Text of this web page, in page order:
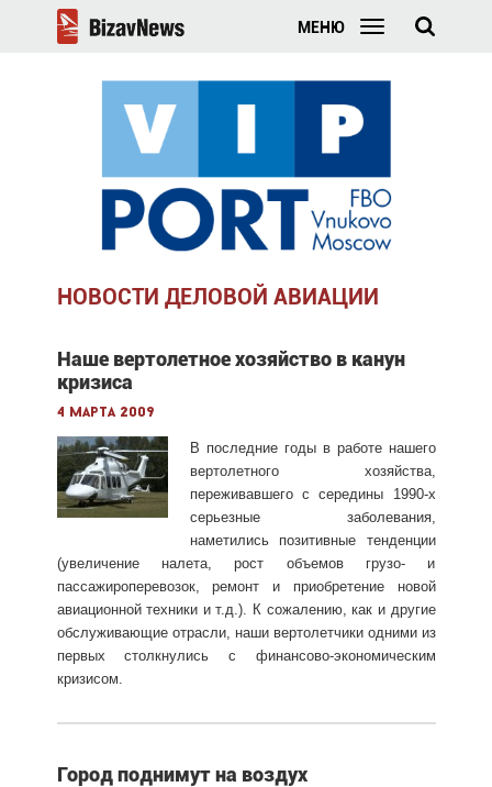
МЕНЮ
НОВОСТИ ДЕЛОВОЙ АВИАЦИИ
Наше вертолетное хозяйство в канун
кризиса
4 марта 2009
В последние годы в работе нашего
вертолетного хозяйства,
переживавшего с середины 1990-х
серьезные заболевания,
наметились позитивные тенденции
(увеличение налета, рост объемов грузо- и
пассажироперевозок, ремонт и приобретение новой
авиационной техники и т.д.). К сожалению, как и другие
обслуживающие отрасли, наши вертолетчики одними из
первых столкнулись с финансово-экономическим
кризисом.
Город поднимут на воздух